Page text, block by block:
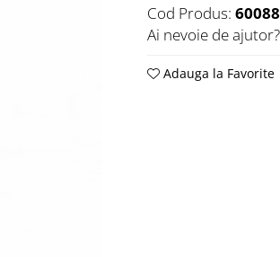
Cod Produs:
Ai nevoie de ajutor?
Adauga la Favorite